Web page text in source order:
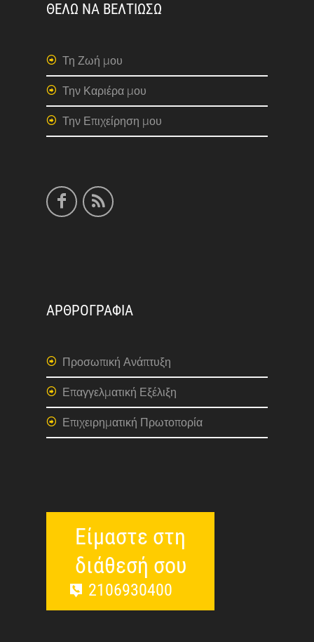
ΘΕΛΩ ΝΑ ΒΕΛΤΙΩΣΩ
Τη Ζωή μου
Την Καριέρα μου
Την Επιχείρηση μου
ΑΡΘΡΟΓΡΑΦΙΑ
Προσωπική Ανάπτυξη
Επαγγελματική Εξέλιξη
Επιχειρηματική Πρωτοπορία
Είμαστε στη
διάθεσή σου
2106930400